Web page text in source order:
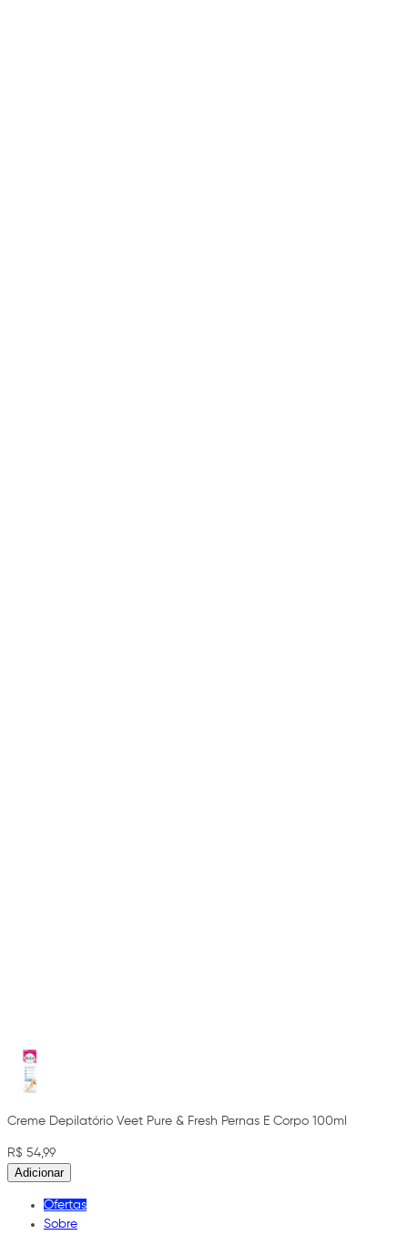
Creme Depilatório Veet Pure & Fresh Pernas E Corpo 100ml
R$ 54,99
Adicionar
Ofertas
Sobre